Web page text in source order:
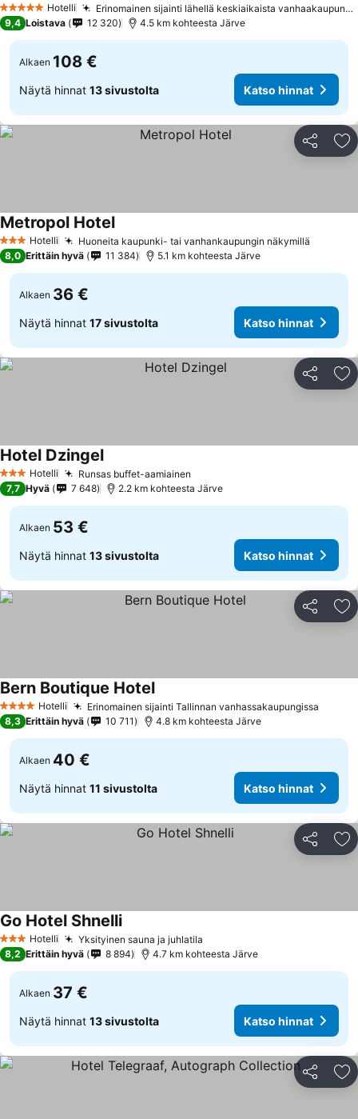
5 Tähtiluokitus
Hotelli Erinomainen sijainti lähellä keskiaikaista vanhaakaupunkia
9,4 Loistava 12 320 4.5 km kohteesta Järve
Alkaen 108 €
Näytä hinnat 13 sivustolta Katso hinnat
Jaa
3 Tähtiluokitus
Hotelli Huoneita kaupunki- tai vanhankaupungin näkymillä
Metropol Hotel
8,0 Erittäin hyvä 11 384 5.1 km kohteesta Järve
Alkaen 36 €
Näytä hinnat 17 sivustolta Katso hinnat
Jaa
3 Tähtiluokitus
Hotelli Runsas buffet-aamiainen
Hotel Dzingel
7,7 Hyvä 7 648 2.2 km kohteesta Järve
Alkaen 53 €
Näytä hinnat 13 sivustolta Katso hinnat
Jaa
4 Tähtiluokitus
Hotelli Erinomainen sijainti Tallinnan vanhassakaupungissa
Bern Boutique Hotel
8,3 Erittäin hyvä 10 711 4.8 km kohteesta Järve
Alkaen 40 €
Näytä hinnat 11 sivustolta Katso hinnat
Jaa
3 Tähtiluokitus
Hotelli Yksityinen sauna ja juhlatila
Go Hotel Shnelli
8,2 Erittäin hyvä 8 894 4.7 km kohteesta Järve
Alkaen 37 €
Näytä hinnat 13 sivustolta Katso hinnat
Jaa